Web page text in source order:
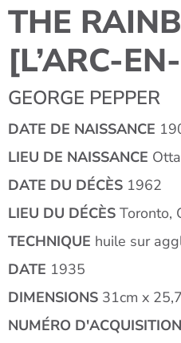
THE
[L’ARC-
GEORGE PEPPER
DATE DE NAISSANCE
LIEU DE NAISSANCE
DATE DU DÉCÈS 1962
LIEU DU DÉCÈS Toronto,
TECHNIQUE huile sur
DATE 1935
DIMENSIONS 31cm x
NUMÉRO D'ACQUISITION